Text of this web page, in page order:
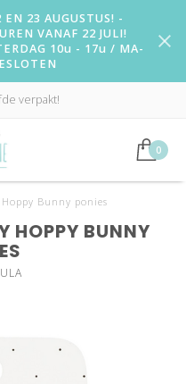
23 AUGUSTUS! -
VANAF 22 JULI!
10u - 17u / MA-
verpakt!
0
Bunny ponies
HOPPY BUNNY